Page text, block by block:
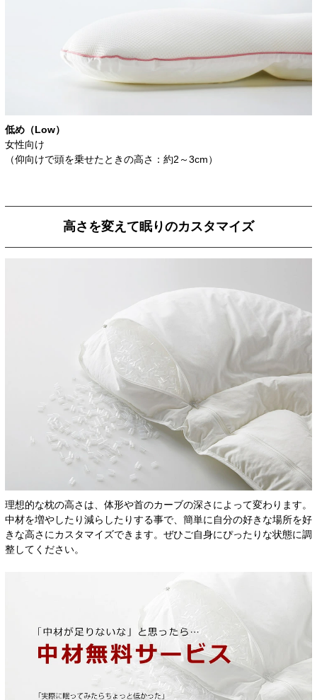
低め（Low）
女性向け
（仰向けで頭を乗せたときの高さ：約2～3cm）
高さを変えて眠りのカスタマイズ
理想的な枕の高さは、体形や首のカーブの深さによって変わります。
中材を増やしたり減らしたりする事で、簡単に自分の好きな場所を好
きな高さにカスタマイズできます。ぜひご自身にぴったりな状態に調
整してください。